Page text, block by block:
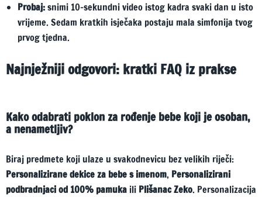
Probaj:snimi 10-sekundni video istog kadra svaki dan u isto
vrijeme. Sedam kratkih isječaka postaju mala simfonija tvog
prvog tjedna.
Najnježniji odgovori: kratki FAQ iz prakse
Kako odabrati poklon za rođenje bebe koji je osoban,
a nenametljiv?
Biraj predmete koji ulaze u svakodnevicu bez velikih riječi:
Personalizirane dekice za bebe s imenom, Personalizirani
podbradnjaci od 100% pamuka ili Plišanac Zeko. Personalizacija